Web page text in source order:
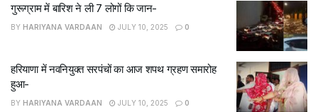
गुरूग्राम में बारिश ने ली 7 लोगों कि जान-
BY HARIYANA VARDAAN JULY 10, 2025 0
हरियाणा में नवनियुक्त सरपंचों का आज शपथ ग्रहण समारोह
हुआ-
BY HARIYANA VARDAAN JULY 10, 2025 0